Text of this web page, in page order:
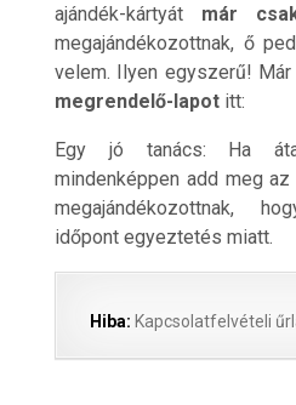
ajándék-kártyát már
megajándékozottnak, ő
velem. Ilyen egyszerű!
megrendelő-lapotitt:
Egy jó tanács: Ha
mindenképpen add meg
megajándékozottnak,
időpont egyeztetés miatt.
Hiba: Kapcsolatfelvételi